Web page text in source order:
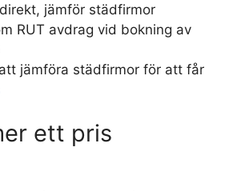
jämför städfirmor
RUT avdrag vid bokning av
jämföra städfirmor för att får
ett pris